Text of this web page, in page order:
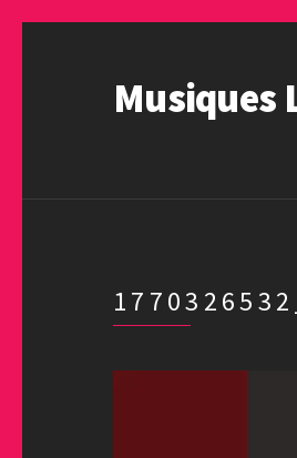
Musiques